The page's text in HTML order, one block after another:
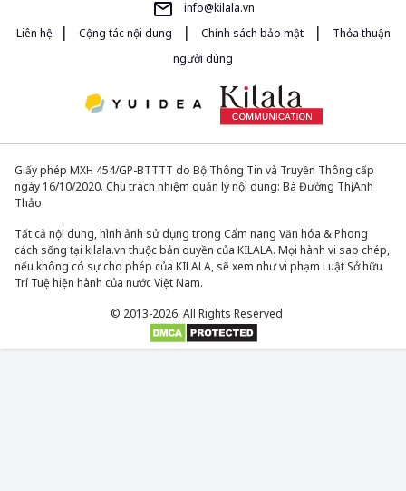
info@kilala.vn
Liên hệ
| Cộng tác nội dung | Chính sách bảo mật |
Thỏa thuận
người dùng
Giấy phép MXH 454/GP-BTTTT do Bộ Thông Tin và Truyền Thông cấp
ngày 16/10/2020. Chịu trách nhiệm quản lý nội dung: Bà Đường Thị Anh
Thảo.
Tất cả nội dung, hình ảnh sử dụng trong Cẩm nang Văn hóa & Phong
cách sống tại kilala.vn thuộc bản quyền của KILALA. Mọi hành vi sao chép,
nếu không có sự cho phép của KILALA, sẽ xem như vi phạm Luật Sở hữu
Trí Tuệ hiện hành của nước Việt Nam.
© 2013-2026. All Rights Reserved